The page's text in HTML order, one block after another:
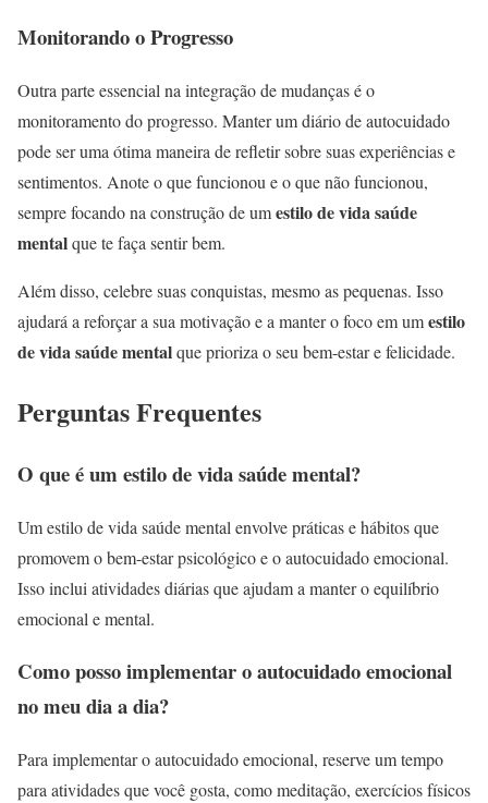
Monitorando o Progresso
Outra parte essencial na integração de mudanças é o
monitoramento do progresso. Manter um diário de autocuidado
pode ser uma ótima maneira de refletir sobre suas experiências e
sentimentos. Anote o que funcionou e o que não funcionou,
sempre focando na construção de umestilo de vida saúde
mentalque te faça sentir bem.
Além disso, celebre suas conquistas, mesmo as pequenas. Isso
ajudará a reforçar a sua motivação e a manter o foco em umestilo
de vida saúde mentalque prioriza o seu bem-estar e felicidade.
Perguntas Frequentes
O que é um estilo de vida saúde mental?
Um estilo de vida saúde mental envolve práticas e hábitos que
promovem o bem-estar psicológico e o autocuidado emocional.
Isso inclui atividades diárias que ajudam a manter o equilíbrio
emocional e mental.
Como posso implementar o autocuidado emocional
no meu dia a dia?
Para implementar o autocuidado emocional, reserve um tempo
para atividades que você gosta, como meditação, exercícios físicos